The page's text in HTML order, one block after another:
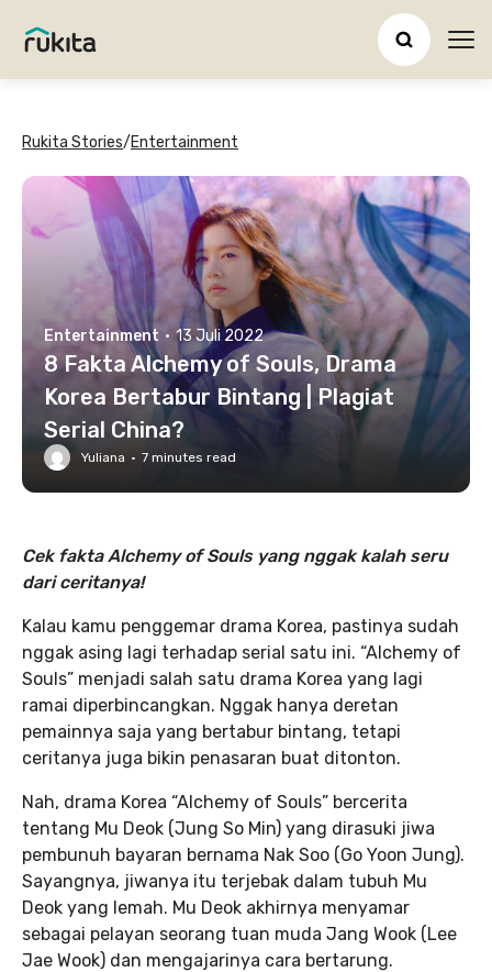
Rukita Stories/Entertainment
Entertainment · 13 Juli 2022
8 Fakta Alchemy of Souls, Drama
Korea Bertabur Bintang | Plagiat
Serial China?
Yuliana · 7 minutes read
Cek fakta Alchemy of Souls yang nggak kalah seru
dari ceritanya!
Kalau kamu penggemar drama Korea, pastinya sudah
nggak asing lagi terhadap serial satu ini. “Alchemy of
Souls” menjadi salah satu drama Korea yang lagi
ramai diperbincangkan. Nggak hanya deretan
pemainnya saja yang bertabur bintang, tetapi
ceritanya juga bikin penasaran buat ditonton.
Nah, drama Korea “Alchemy of Souls” bercerita
tentang Mu Deok (Jung So Min) yang dirasuki jiwa
pembunuh bayaran bernama Nak Soo (Go Yoon Jung).
Sayangnya, jiwanya itu terjebak dalam tubuh Mu
Deok yang lemah. Mu Deok akhirnya menyamar
sebagai pelayan seorang tuan muda Jang Wook (Lee
Jae Wook) dan mengajarinya cara bertarung.